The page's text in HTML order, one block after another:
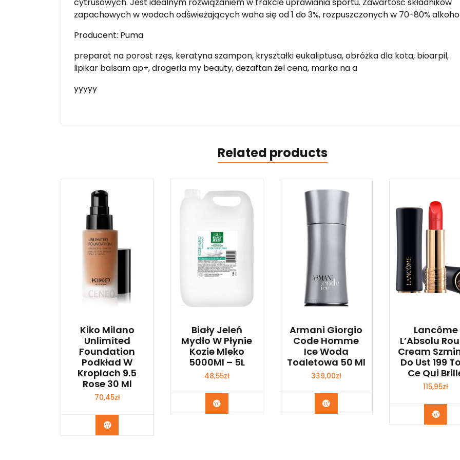
zapachowych w wodach odświeżających waha się od 1 do 3%, rozpuszczonych w 70-80%
Producent: Puma
preparat na porost rzęs, keratyna szampon, kryształki eukaliptusa, obróżka dla kota, bioarpil,
lipikar balsam ap+, drogeria my beauty, dezaftan żel cena, marka na a
yyyyy
Related products
Kiko Milano
Unlimited
Foundation
Podkład W
Kroplach 9.5
Rose 30 Ml
70,45zł
Zobacz
Biały Jeleń
Mydło W Płynie
Kozie Mleko
5000Ml – 5L
48,55zł
Zobacz
Armani Giorgio
Code Homme
Ice Woda
Toaletowa 50 Ml
339,00zł
Zobacz
Lancôme
L’Absolu
Cream
Do Ust 199
Ce Qui
115,95zł